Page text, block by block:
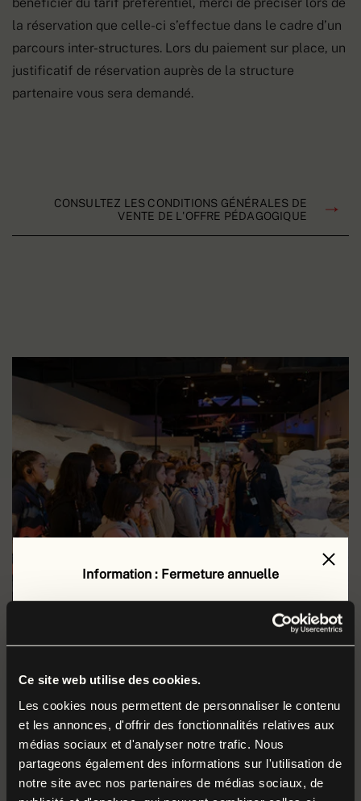
Ce site web utilise des cookies.
Les cookies nous permettent de personnaliser le contenu
et les annonces, d'offrir des fonctionnalités relatives aux
médias sociaux et d'analyser notre trafic. Nous
partageons également des informations sur l'utilisation de
notre site avec nos partenaires de médias sociaux, de
Information : Fermeture annuelle
Le musée de la Grande Guerre est fermé au public
lundi 17 août au vendredi 4 septembre 2026
Durant cette période, nos équipes préparent la
rentrée et poursuivent leurs missions autour des
collections et du musée.
Nous vous donnons rendez-vous dès lesamedi 5
septembrepour la réouverture à l’occasion du
la réservation que celle-ci s’effectue dans le cadre d’un
parcours inter-structures. Lors du paiement sur place, un
justificatif de réservation auprès de la structure
partenaire vous sera demandé.
CONSULTEZ LES CONDITIONS GÉNÉRALES DE
VENTE DE L'OFFRE PÉDAGOGIQUE
Toutes les formules de visite